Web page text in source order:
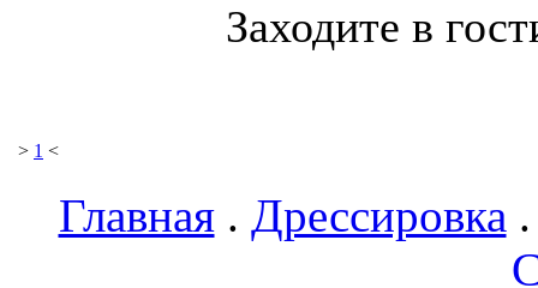
Заходите в
> 1 <
Главная. Дрессировка